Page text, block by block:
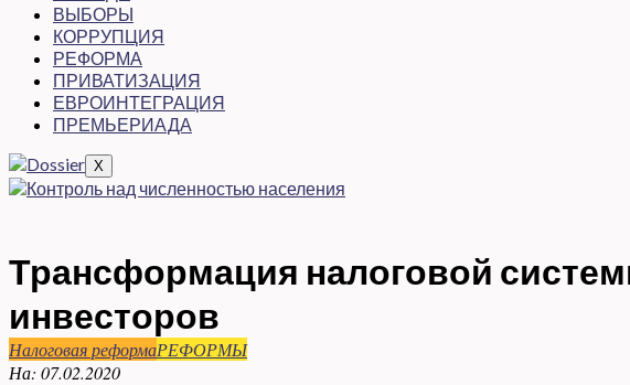
ВЫБОРЫ
КОРРУПЦИЯ
РЕФОРМА
ПРИВАТИЗАЦИЯ
ЕВРОИНТЕГРАЦИЯ
ПРЕМЬЕРИАДА
X
Трансформация налоговой
инвесторов
Налоговая реформаРЕФОРМЫ
На: 07.02.2020